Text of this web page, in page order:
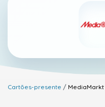
Cartões-presente MediaMarkt